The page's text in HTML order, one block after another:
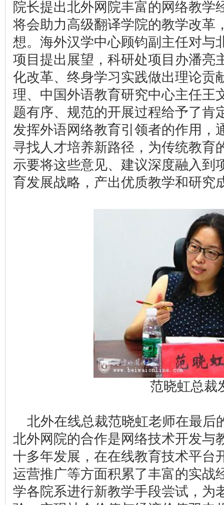
院长提出北外网院丰富的网络教学
将会助力高级翻译学院的教学改革
想。海外汉学中心顾钧副主任对与
项目提出展望，科研处项目办潘亮
化改革、终身学习实践做出理论贡
理、中国外语教育研究中心主任王
题有序、规范的开展过程给予了肯
发挥外语网络教育引领者的作用，
寻找人才培养新路径，为传统教育
示要将这些意见、建议深度融入到
育发展战略，产出优质教学和研究
范晓虹总裁
北外在线总裁范晓虹老师在最后
北外网院的合作是网络技术开发与
十多年发展，在在线教育技术平台
运营推广等方面积累了丰富的实战
学各院系进行新教学手段尝试，为